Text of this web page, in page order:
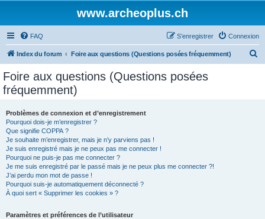
www.archeoplus.ch
FAQ Connexion
S’enregistrer
Index du forum Foire aux questions (Questions posées fréquemment)
Foire aux questions (Questions posées
fréquemment)
Problèmes de connexion et d’enregistrement
Pourquoi dois-je m’enregistrer ?
Que signifie COPPA ?
Je souhaite m’enregistrer, mais je n’y parviens pas !
Je suis enregistré mais je ne peux pas me connecter !
Pourquoi ne puis-je pas me connecter ?
Je me suis enregistré par le passé mais je ne peux plus me connecter ?!
J’ai perdu mon mot de passe !
Pourquoi suis-je automatiquement déconnecté ?
À quoi sert « Supprimer les cookies » ?
Paramètres et préférences de l’utilisateur